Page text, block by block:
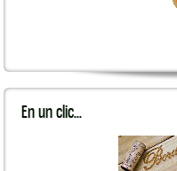
Enun clic...